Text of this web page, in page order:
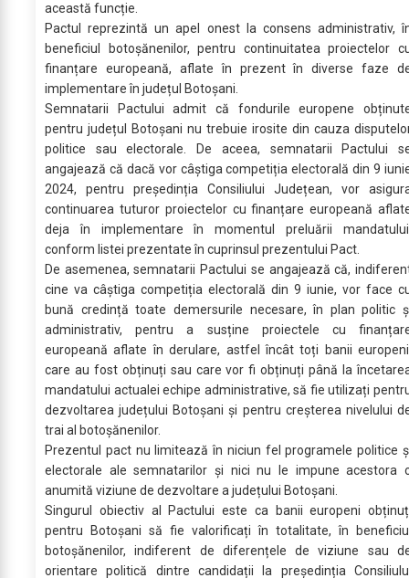
această funcție.
Pactul reprezintă un apel onest la consens administrativ,
beneficiul botoșănenilor, pentru continuitatea proiectelor
finanțare europeană, aflate în prezent în diverse faze
implementare în județul Botoșani.
Semnatarii Pactului admit că fondurile europene
pentru județul Botoșani nu trebuie irosite din cauza
politice sau electorale. De aceea, semnatarii Pactului
angajează că dacă vor câștiga competiția electorală din 9
2024, pentru președinția Consiliului Județean, vor
continuarea tuturor proiectelor cu finanțare europeană
deja în implementare în momentul preluării
conform listei prezentate în cuprinsul prezentului Pact.
De asemenea, semnatarii Pactului se angajează că,
cine va câștiga competiția electorală din 9 iunie, vor face
bună credință toate demersurile necesare, în plan politic
administrativ, pentru a susține proiectele cu
europeană aflate în derulare, astfel încât toți banii
care au fost obținuți sau care vor fi obținuți până la
mandatului actualei echipe administrative, să fie utilizați
dezvoltarea județului Botoșani și pentru creșterea nivelului
trai al botoșănenilor.
Prezentul pact nu limitează în niciun fel programele politice
electorale ale semnatarilor și nici nu le impune acestora
anumită viziune de dezvoltare a județului Botoșani.
Singurul obiectiv al Pactului este ca banii europeni
pentru Botoșani să fie valorificați în totalitate, în
botoșănenilor, indiferent de diferențele de viziune sau
orientare politică dintre candidații la președinția